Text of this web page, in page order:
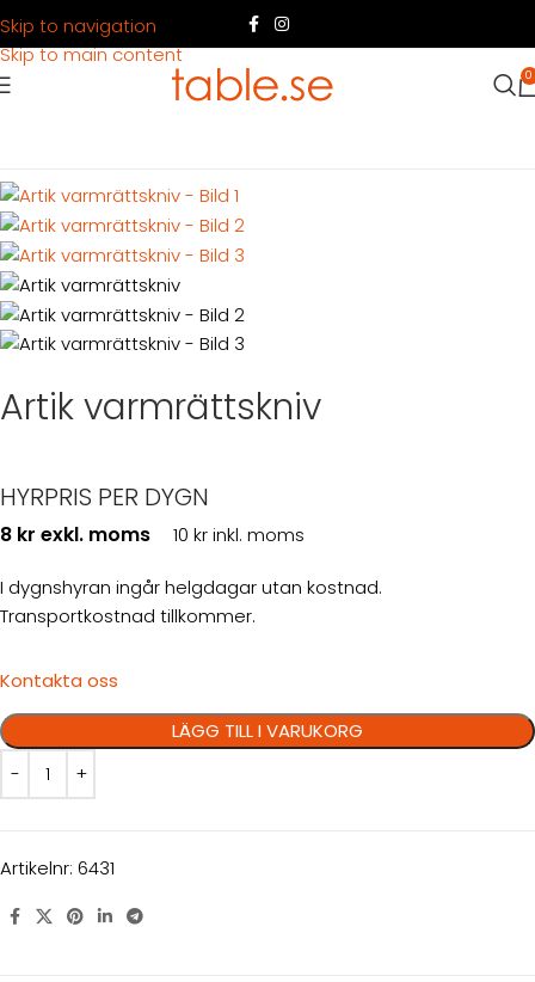
Skip to navigation
Skip to main content
0
Dukning Bestick Artik varmrättskniv
Artik varmrättskniv
HYRPRIS PER DYGN
8 kr exkl. moms 10 kr inkl. moms
I dygnshyran ingår helgdagar utan kostnad.
Transportkostnad tillkommer.
Kontakta oss
LÄGG TILL I VARUKORG
Artikelnr: 6431